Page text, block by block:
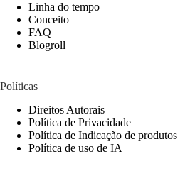
Linha do tempo
Conceito
FAQ
Blogroll
Políticas
Direitos Autorais
Política de Privacidade
Política de Indicação de produtos
Política de uso de IA